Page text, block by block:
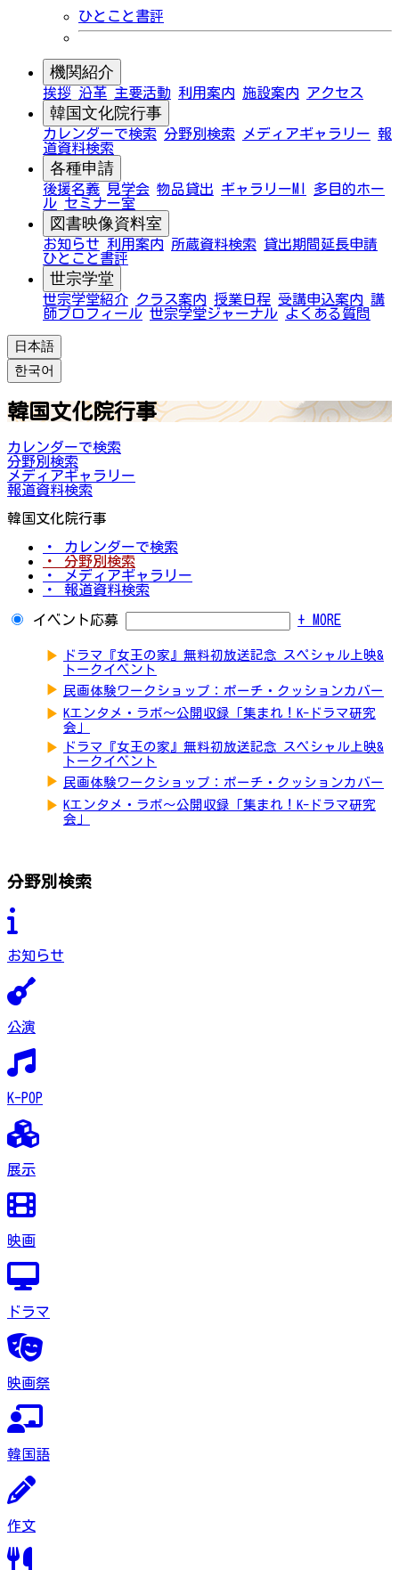
ひとこと書評
機関紹介
挨拶 沿革 主要活動 利用案内 施設案内 アクセス
韓国文化院行事
カレンダーで検索 分野別検索 メディアギャラリー 報
道資料検索
各種申請
後援名義 見学会 物品貸出 ギャラリーMI
多目的ホー
ル セミナー室
図書映像資料室
お知らせ 利用案内 所蔵資料検索
貸出期間延長申請
ひとこと書評
世宗学堂
世宗学堂紹介 クラス案内 授業日程 受講申込案内 講
師プロフィール 世宗学堂ジャーナル よくある質問
日本語
한국어
韓国文化院行事
カレンダーで検索
分野別検索
メディアギャラリー
報道資料検索
韓国文化院行事
・ カレンダーで検索
・ 分野別検索
・ メディアギャラリー
・ 報道資料検索
イベント応募 + MORE
▶
ドラマ『女王の家』無料初放送記念 スペシャル上映&
トークイベント
▶ 民画体験ワークショップ：ポーチ・クッションカバー
▶ Kエンタメ・ラボ～公開収録「集まれ！K-ドラマ研究
会」
▶
ドラマ『女王の家』無料初放送記念 スペシャル上映&
トークイベント
▶ 民画体験ワークショップ：ポーチ・クッションカバー
▶ Kエンタメ・ラボ～公開収録「集まれ！K-ドラマ研究
会」
分野別検索
お知らせ
公演
K-POP
展示
映画
ドラマ
映画祭
韓国語
作文